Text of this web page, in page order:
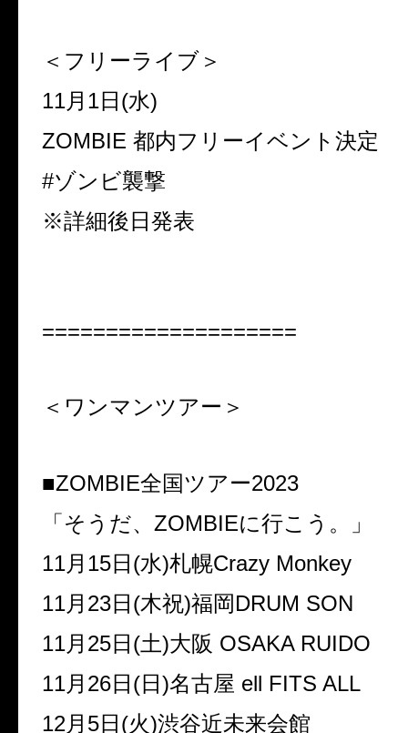
＜フリーライブ＞
11月1日(水)
ZOMBIE 都内フリーイベント決定
#ゾンビ襲撃
※詳細後日発表
====================
＜ワンマンツアー＞
■ZOMBIE全国ツアー2023
「そうだ、ZOMBIEに行こう。」
11月15日(水)札幌Crazy Monkey
11月23日(木祝)福岡DRUM SON
11月25日(土)大阪 OSAKA RUIDO
11月26日(日)名古屋 ell FITS ALL
12月5日(火)渋谷近未来会館